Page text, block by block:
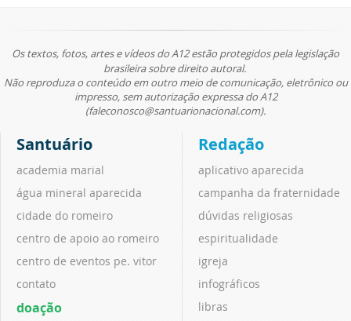
Os textos, fotos, artes e vídeos do A12 estão protegidos pela legislação
brasileira sobre direito autoral.
Não reproduza o conteúdo em outro meio de comunicação, eletrônico ou
impresso, sem autorização expressa do A12
(faleconosco@santuarionacional.com).
Santuário
academia marial
água mineral aparecida
cidade do romeiro
centro de apoio ao romeiro
centro de eventos pe. vitor
contato
doação
Redação
aplicativo aparecida
campanha da fraternidade
dúvidas religiosas
espiritualidade
igreja
infográficos
libras